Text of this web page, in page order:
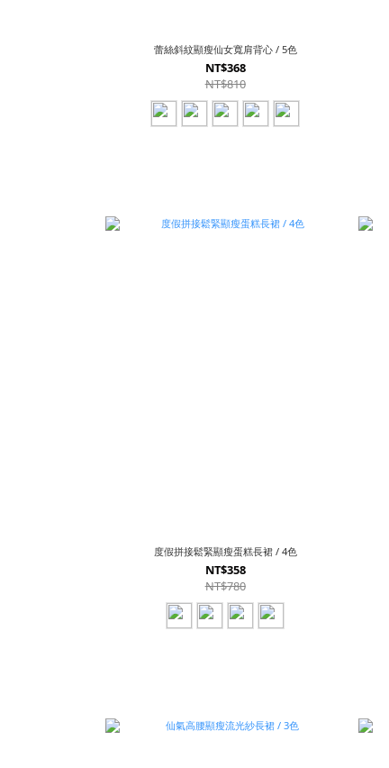
蕾絲斜紋顯瘦仙女寬肩背心 / 5色
NT$368
NT$810
度假拼接鬆緊顯瘦蛋糕長裙 / 4色
NT$358
NT$780